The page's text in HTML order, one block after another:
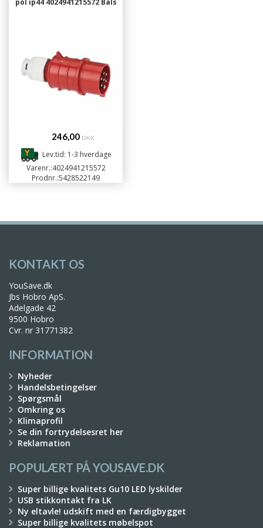
pol ip44 4024941215572 Bals
246,00 DKK
Lev.tid: 1-3 hverdage
Varenr.:4024941215572
Prodnr.:5428522149
KONTAKT OS
YouSave.dk
Jbs Hobro ApS.
Adelgade 42
9500 Hobro
Cvr. nr 31771382
INFORMATION
Nyheder
Handelsbetingelser
Spørgsmål
Omkring os
Klimaprofil
Se din fortrydelsesret her
Reklamation
POPULÆRT PÅ YOUSAVE.DK
Super billige kvalitets Gu10 LED lyskilder
USB stikkontakt fra LK
Ny eltavle! udskift med en færdigbygget
Super billige kvalitets møbelspot